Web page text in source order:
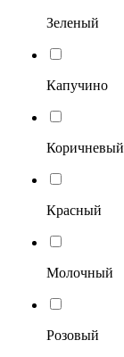
Зеленый
Капучино
Коричневый
Красный
Молочный
Розовый